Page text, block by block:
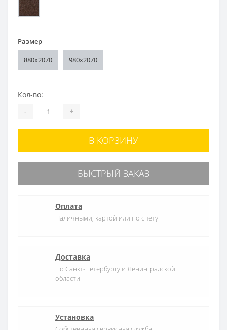
Размер
880x2070 980x2070
Кол-во:
- +
В КОРЗИНУ
БЫСТРЫЙ ЗАКАЗ
Оплата
Наличными, картой или по счету
Доставка
По Санкт-Петербургу и Ленинградской
области
Установка